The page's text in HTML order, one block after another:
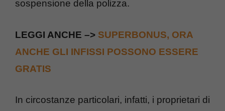
sospensione della polizza.
LEGGI ANCHE –> SUPERBONUS, ORA
ANCHE GLI INFISSI POSSONO ESSERE
GRATIS
In circostanze particolari, infatti, i proprietari di